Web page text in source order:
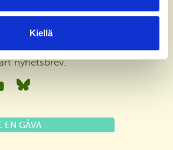
Kiellä
med våra nyheter, poddar och
på sociala medier eller
nyhetsbrev.
YouTubeBluesky
EN GÅVA